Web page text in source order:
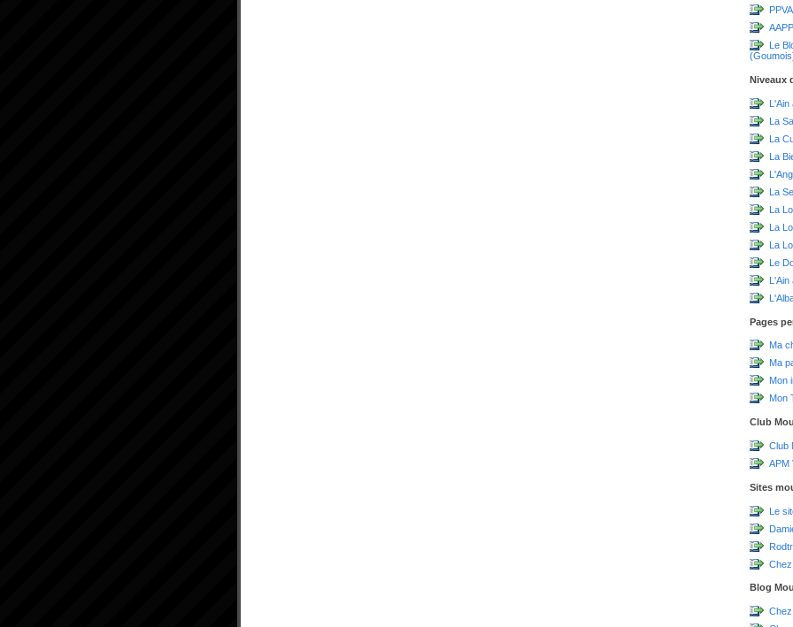
PPVA
Le
Niveaux
L'Ain
La
La
La
La
La
La
La
Le
L'Ain
Pages
Ma
Ma
Mon
Mon
Club
Club
APM
Sites
Le
Blog